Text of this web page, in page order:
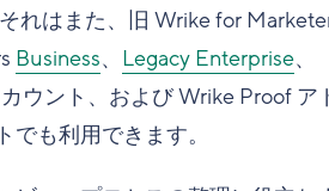
れはまた、旧 Wrike for
Business、 Legacy Enterprise、
ウント、および Wrike Proof ア
でも利用できます。